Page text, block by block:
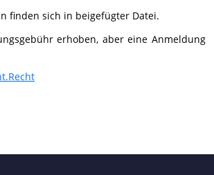
finden sich in beigefügter Datei.
erhoben, aber eine Anmeldung